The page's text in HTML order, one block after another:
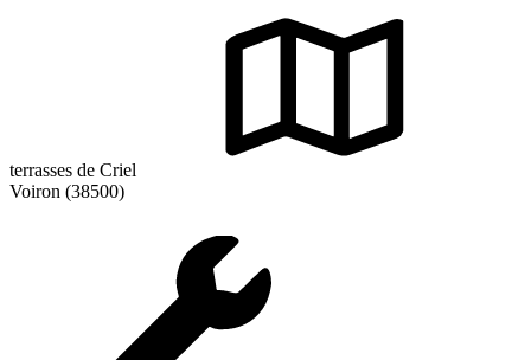
terrasses de Criel
Voiron (38500)